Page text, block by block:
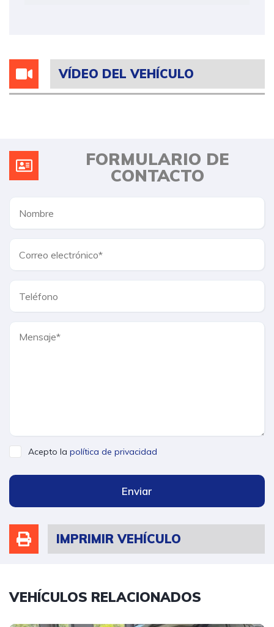
VÍDEO DEL VEHÍCULO
FORMULARIO DE
CONTACTO
Acepto la política de privacidad
Enviar
IMPRIMIR VEHÍCULO
VEHÍCULOS RELACIONADOS